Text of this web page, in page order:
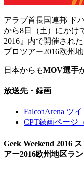
アラブ首長国連邦 ド
から8日（土）にかけ
2016』内で開催され
プロツアー2016欧州
日本からもMOV選手
放送先・録画
FalconArena ツ
CPT録画ページ
Geek Weekend 2016
アー2016欧州地区ラ